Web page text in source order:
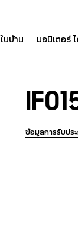
นบ้าน มอนิเตอร์
ข้อมูลการรับปร